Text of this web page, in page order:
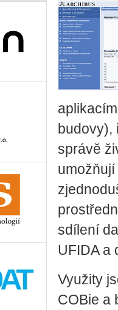
budovy),
správě
sdílení
UFIDA a
Využity
COBie a